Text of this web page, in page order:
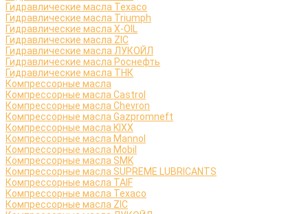
Гидравлические масла Texaco
Гидравлические масла Triumph
Гидравлические масла X-OIL
Гидравлические масла ZIC
Гидравлические масла ЛУКОЙЛ
Гидравлические масла Роснефть
Гидравлические масла ТНК
Компрессорные масла
Компрессорные масла Castrol
Компрессорные масла Chevron
Компрессорные масла Gazpromneft
Компрессорные масла KIXX
Компрессорные масла Mannol
Компрессорные масла Mobil
Компрессорные масла SMK
Компрессорные масла SUPREME LUBRICANTS
Компрессорные масла TAIF
Компрессорные масла Texaco
Компрессорные масла ZIC